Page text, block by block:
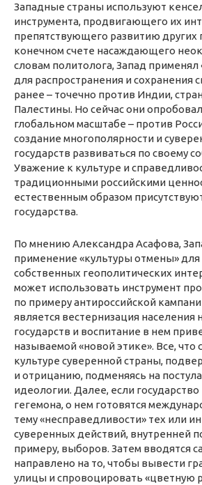
Западные страны используют
инструмента, продвигающего их
препятствующего развитию других
конечном счете насаждающего
словам политолога, Запад применял
для распространения и сохранения
ранее – точечно против Индии,
Палестины. Но сейчас они
глобальном масштабе – против
создание многополярности и
государств развиваться по своему
Уважение к культуре и
традиционными российскими
естественным образом
государства.
По мнению Александра Асафова,
применение «культуры отмены»
собственных геополитических
может использовать инструмент
по примеру антироссийской
является вестернизация населения
государств и воспитание в нем
называемой «новой этике». Все, что
культуре суверенной страны,
и отрицанию, подменяясь на
идеологии. Далее, если
гегемона, о нем готовятся
тему «несправедливости» тех или
суверенных действий, внутренней
примеру, выборов. Затем вводятся
направлено на то, чтобы вывести
улицы и спровоцировать «цветную